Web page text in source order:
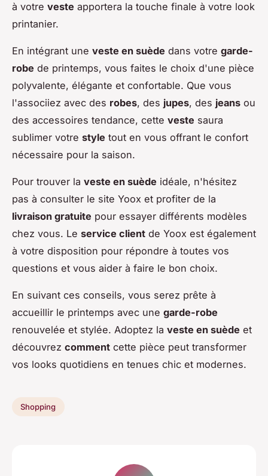
à votre veste apportera la touche finale à votre look
printanier.
En intégrant une veste en suède dans votre garde-
robe de printemps, vous faites le choix d'une pièce
polyvalente, élégante et confortable. Que vous
l'associiez avec des robes, des jupes, des jeans ou
des accessoires tendance, cette veste saura
sublimer votre style tout en vous offrant le confort
nécessaire pour la saison.
Pour trouver la veste en suède idéale, n'hésitez
pas à consulter le site Yoox et profiter de la
livraison gratuite pour essayer différents modèles
chez vous. Le service client de Yoox est également
à votre disposition pour répondre à toutes vos
questions et vous aider à faire le bon choix.
En suivant ces conseils, vous serez prête à
accueillir le printemps avec une garde-robe
renouvelée et stylée. Adoptez la veste en suède et
découvrez comment cette pièce peut transformer
vos looks quotidiens en tenues chic et modernes.
Shopping